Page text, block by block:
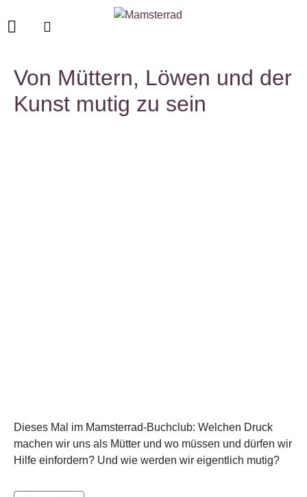
Von Müttern, Löwen und der
Kunst mutig zu sein
Dieses Mal im Mamsterrad-Buchclub: Welchen Druck
machen wir uns als Mütter und wo müssen und dürfen wir
Hilfe einfordern? Und wie werden wir eigentlich mutig?